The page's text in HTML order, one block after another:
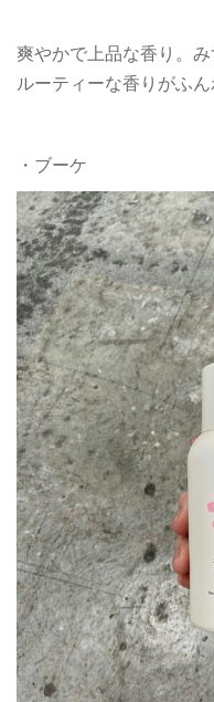
爽やかで上品な香り。
ルーティーな香りがふん
・ブーケ